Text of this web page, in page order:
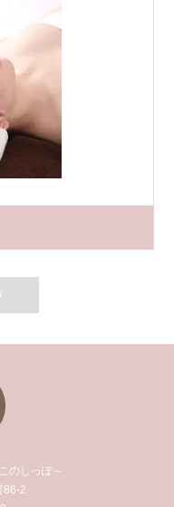
のしっぽ～
86-2